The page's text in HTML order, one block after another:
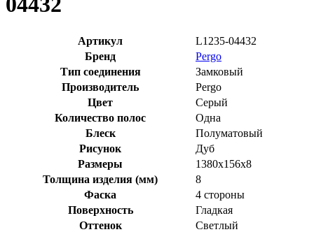
Артикул
L1235-04432
Бренд
Pergo
Тип соединения
Замковый
Производитель
Pergo
Цвет
Серый
Количество полос
Одна
Блеск
Полуматовый
Рисунок
Дуб
Размеры
1380x156x8
Толщина изделия (мм)
8
Фаска
4 стороны
Поверхность
Гладкая
Оттенок
Светлый